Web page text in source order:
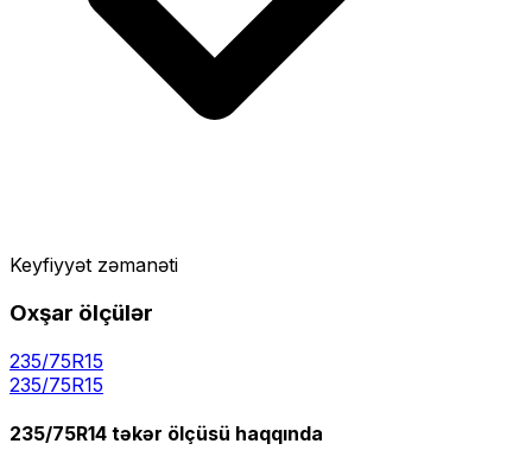
Keyfiyyət zəmanəti
Oxşar ölçülər
235/75R15
235/75R15
235/75R14 təkər ölçüsü haqqında